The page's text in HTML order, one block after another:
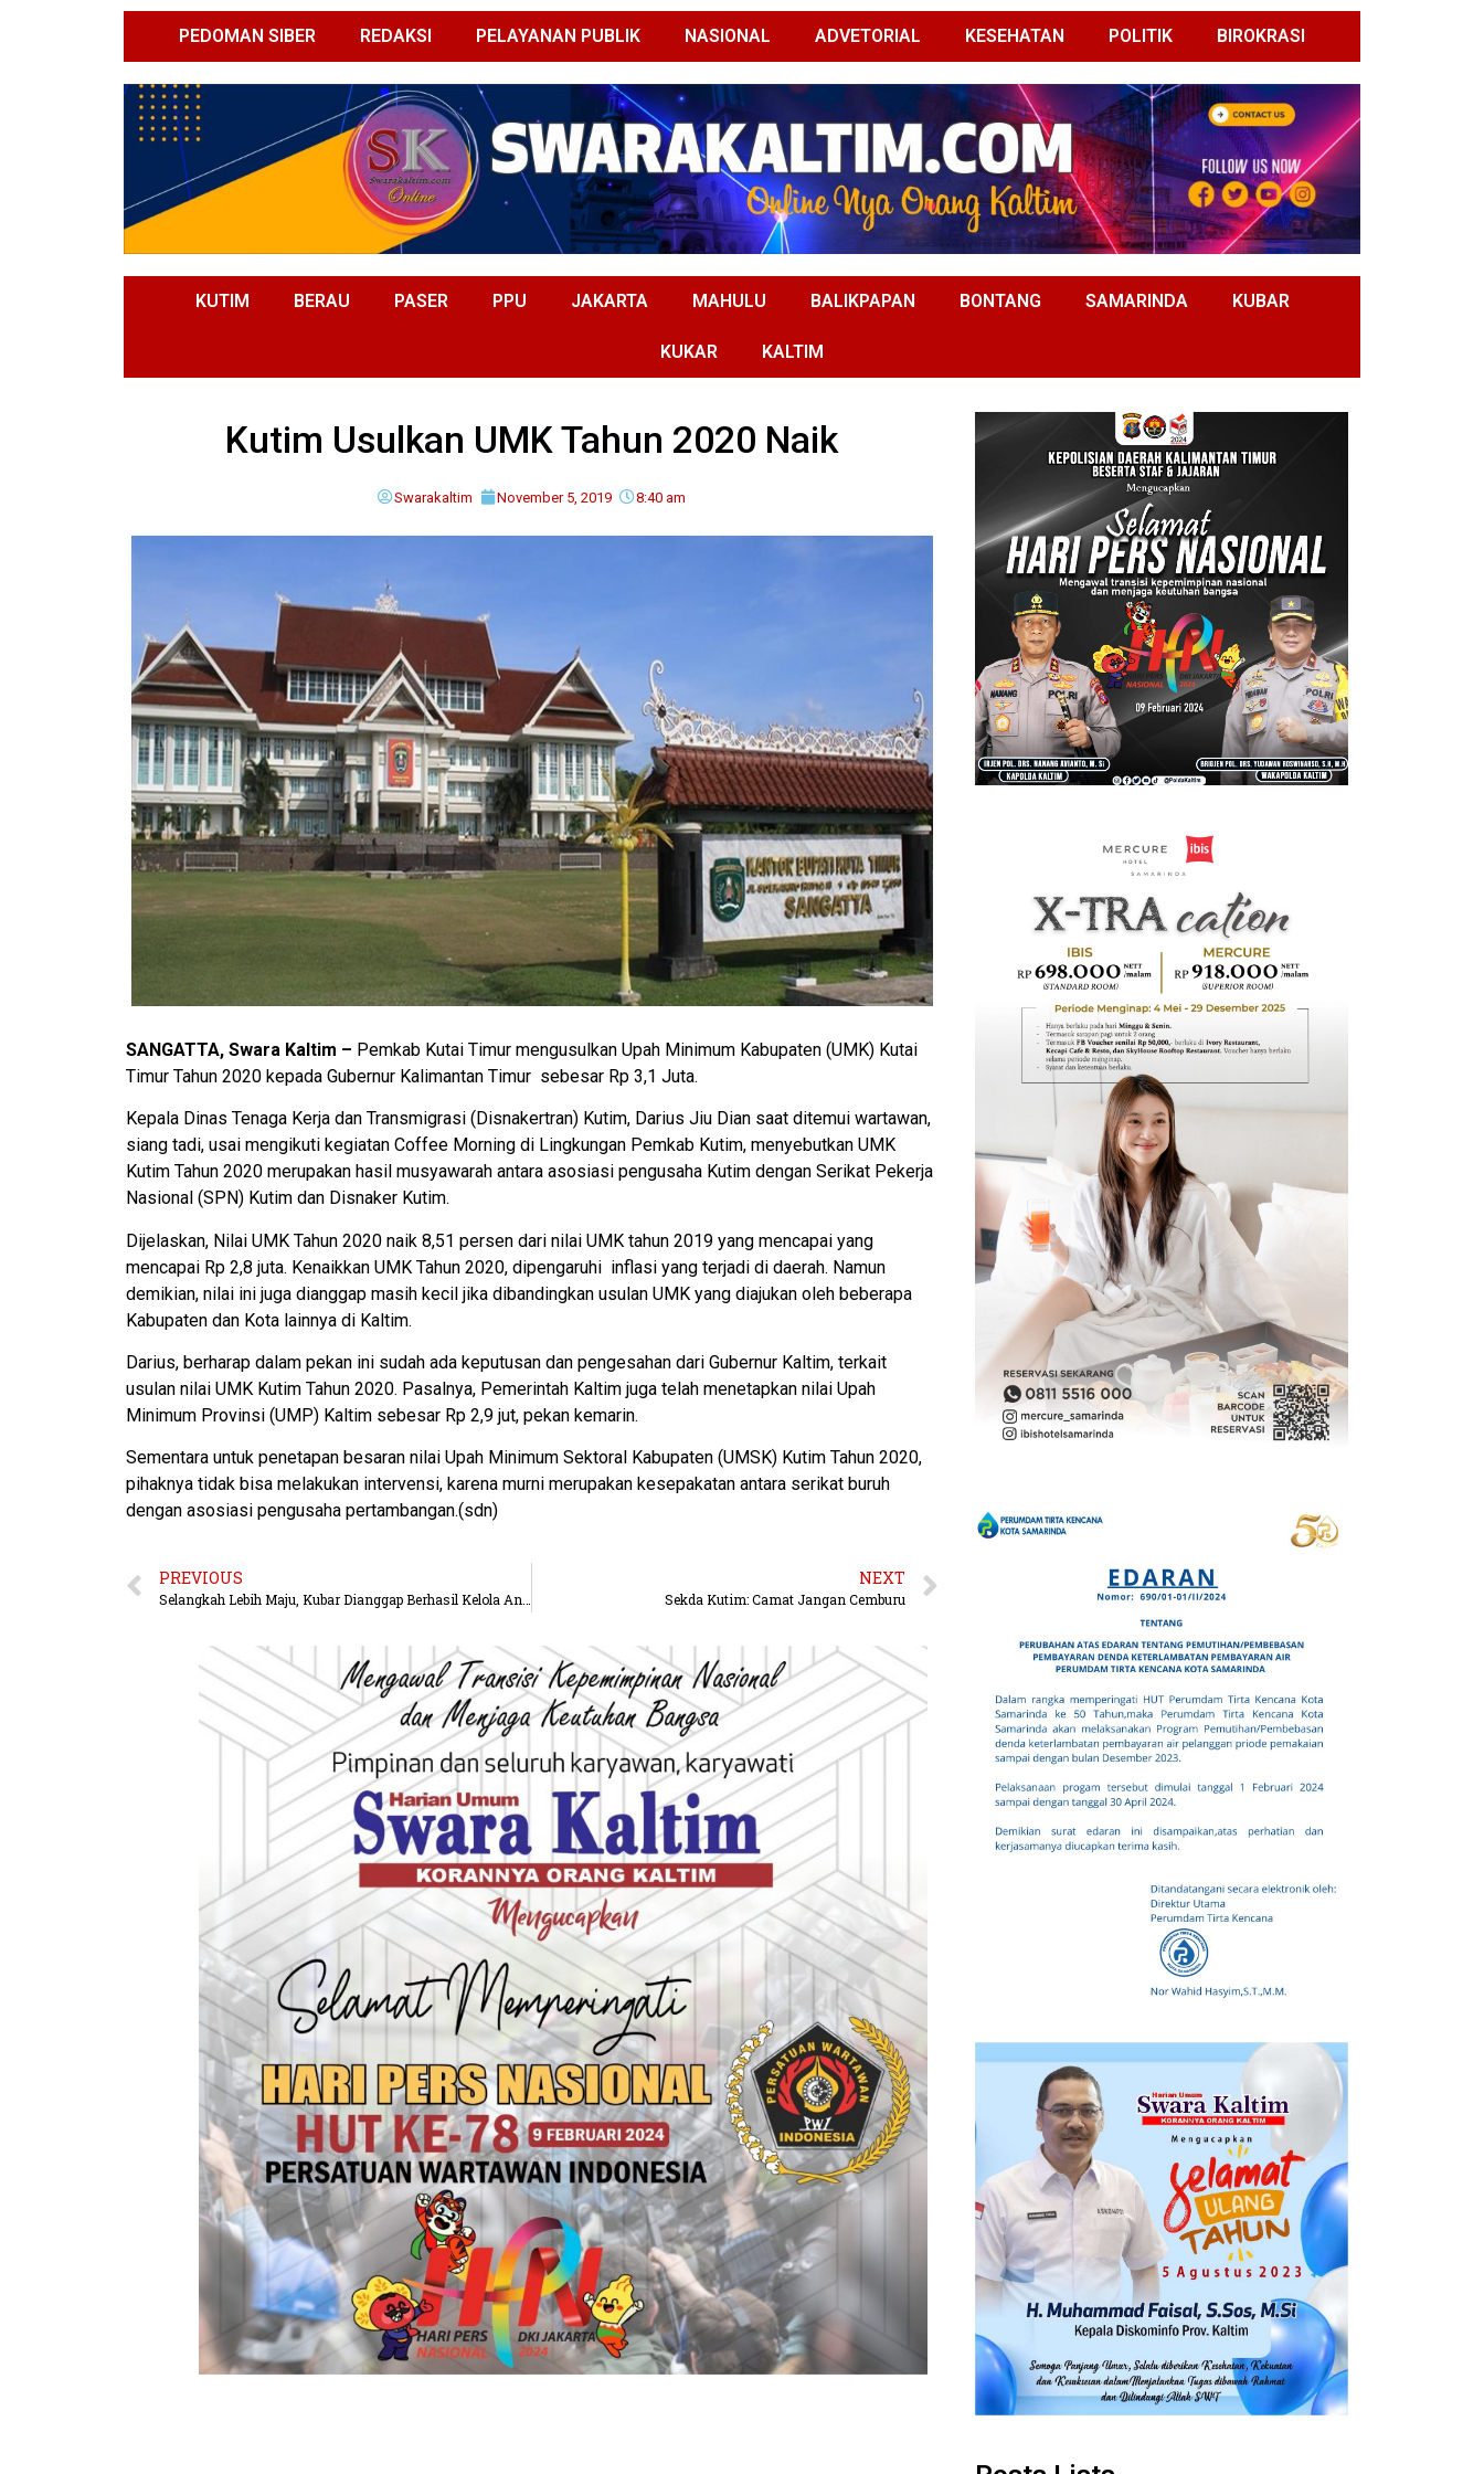
PEDOMAN SIBER REDAKSI PELAYANAN PUBLIK NASIONAL ADVETORIAL KESEHATAN POLITIK BIROKRASI
KUTIM BERAU PASER PPU JAKARTA MAHULU BALIKPAPAN BONTANG SAMARINDA KUBAR
KUKAR KALTIM
Kutim Usulkan UMK Tahun 2020 Naik
Swarakaltim November 5, 2019 8:40 am
SANGATTA, Swara Kaltim – Pemkab Kutai Timur mengusulkan Upah Minimum Kabupaten (UMK) Kutai
Timur Tahun 2020 kepada Gubernur Kalimantan Timur sebesar Rp 3,1 Juta.
Kepala Dinas Tenaga Kerja dan Transmigrasi (Disnakertran) Kutim, Darius Jiu Dian saat ditemui wartawan,
siang tadi, usai mengikuti kegiatan Coffee Morning di Lingkungan Pemkab Kutim, menyebutkan UMK
Kutim Tahun 2020 merupakan hasil musyawarah antara asosiasi pengusaha Kutim dengan Serikat Pekerja
Nasional (SPN) Kutim dan Disnaker Kutim.
Dijelaskan, Nilai UMK Tahun 2020 naik 8,51 persen dari nilai UMK tahun 2019 yang mencapai yang
mencapai Rp 2,8 juta. Kenaikkan UMK Tahun 2020, dipengaruhi inflasi yang terjadi di daerah. Namun
demikian, nilai ini juga dianggap masih kecil jika dibandingkan usulan UMK yang diajukan oleh beberapa
Kabupaten dan Kota lainnya di Kaltim.
Darius, berharap dalam pekan ini sudah ada keputusan dan pengesahan dari Gubernur Kaltim, terkait
usulan nilai UMK Kutim Tahun 2020. Pasalnya, Pemerintah Kaltim juga telah menetapkan nilai Upah
Minimum Provinsi (UMP) Kaltim sebesar Rp 2,9 jut, pekan kemarin.
Sementara untuk penetapan besaran nilai Upah Minimum Sektoral Kabupaten (UMSK) Kutim Tahun 2020,
pihaknya tidak bisa melakukan intervensi, karena murni merupakan kesepakatan antara serikat buruh
dengan asosiasi pengusaha pertambangan.(sdn)
PREVIOUS NEXT
Sekda Kutim: Camat Jangan Cemburu